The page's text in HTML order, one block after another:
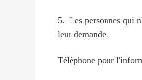
5. Les personnes qui
leur demande.
Téléphone pour